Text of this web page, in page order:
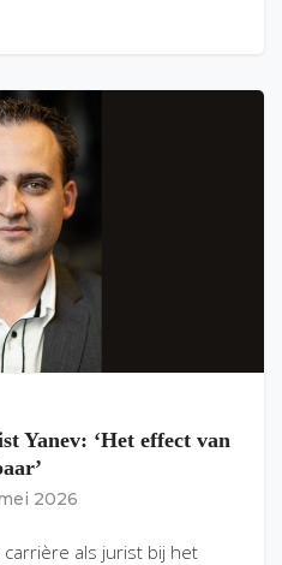
Yanev: ‘Het effect van
2026
carrière als jurist bij het